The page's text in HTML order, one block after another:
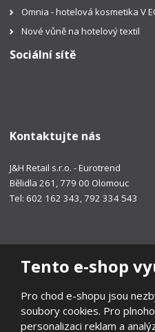
Tento e-shop
Pro chod e-shopu jsou
soubory cookies. Pro
personalizaci reklam a
Omnia - hotelová kosmetika V
Nové vůně na hotelový textil
Sociální sítě
Kontaktujte nás
J&H Retail s.r.o. - Eurotrend
Bělidla 261, 779 00 Olomouc
Tel: 602 162 343, 792 334 543